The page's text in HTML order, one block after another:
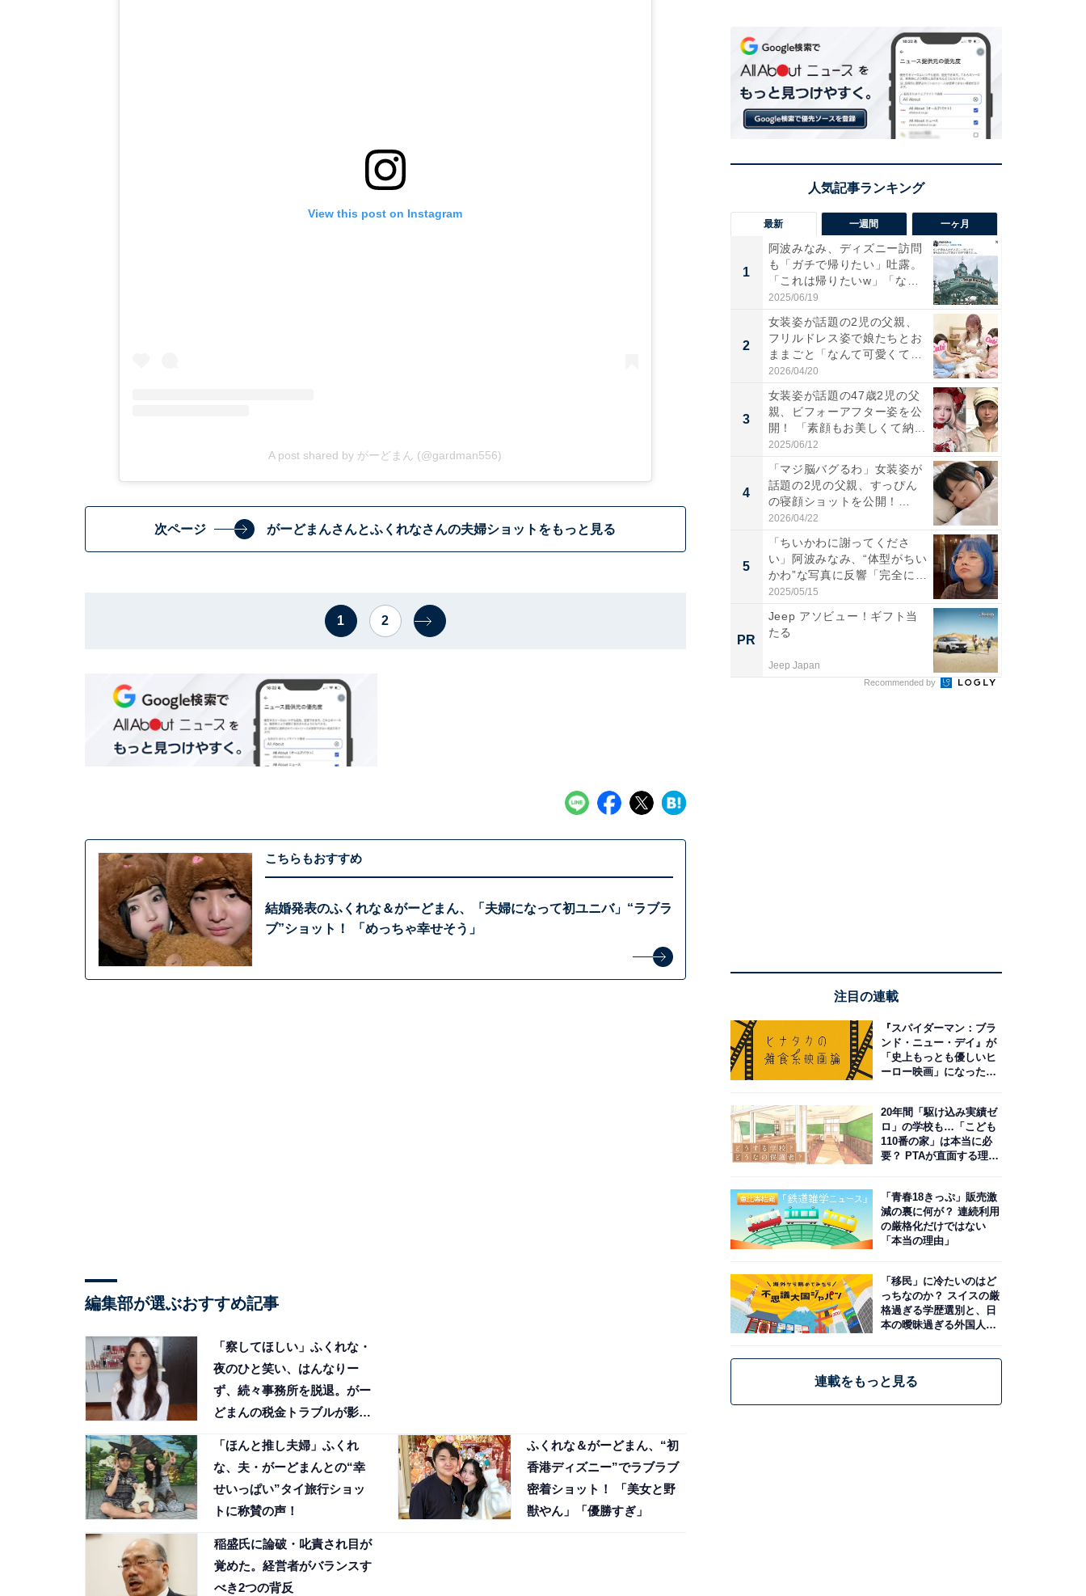
View this post on Instagram
A post shared by がーどまん (@gardman556)
次ページ がーどまんさんとふくれなさんの夫婦ショットをもっと見る
1 2
こちらもおすすめ
結婚発表のふくれな＆がーどまん、「夫婦になって初ユニバ」“ラブラ
ブ”ショット！ 「めっちゃ幸せそう」
編集部が選ぶおすすめ記事
「察してほしい」ふくれな・
夜のひと笑い、はんなりー
ず、続々事務所を脱退。がー
どまんの税金トラブルが影響
「ほんと推し夫婦」ふくれ
な、夫・がーどまんとの“幸
せいっぱい”タイ旅行ショッ
トに称賛の声！
ふくれな＆がーどまん、“初
香港ディズニー”でラブラブ
密着ショット！ 「美女と野
獣やん」「優勝すぎ」
稲盛氏に論破・叱責され目が
覚めた。経営者がバランスす
べき2つの背反
最新 一週間 一ヶ月
1
阿波みなみ、ディズニー訪問
も「ガチで帰りたい」吐露。
「これは帰りたいw」「なん
ち...
2025/06/19
2
女装姿が話題の2児の父親、
フリルドレス姿で娘たちとお
ままごと「なんて可愛くて平
和...
2026/04/20
3
女装姿が話題の47歳2児の父
親、ビフォーアフター姿を公
開！ 「素顔もお美しくて納...
2025/06/12
4
「マジ脳バグるわ」女装姿が
話題の2児の父親、すっぴん
の寝顔ショットを公開！
「ど...
2026/04/22
5
「ちいかわに謝ってくださ
い」阿波みなみ、“体型がちい
かわ”な写真に反響「完全に
一...
2025/05/15
PR
Jeep アソビュー！ギフト当
たる
Jeep Japan
Recommended by
注目の連載
『スパイダーマン：ブラ
ンド・ニュー・デイ』が
「史上もっとも優しいヒ
ーロー映画」になった理
20年間「駆け込み実績ゼ
ロ」の学校も…「こども
110番の家」は本当に必
要？ PTAが直面する理想
「青春18きっぷ」販売激
減の裏に何が？ 連続利用
の厳格化だけではない
「本当の理由」
「移民」に冷たいのはど
っちなのか？ スイスの厳
格過ぎる学歴選別と、日
本の曖昧過ぎる外国人政
連載をもっと見る